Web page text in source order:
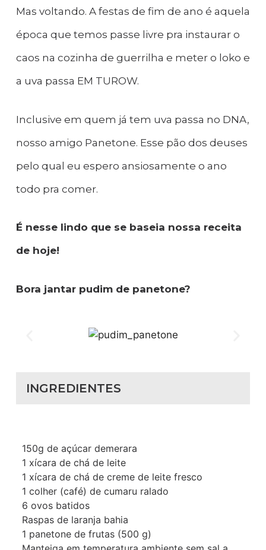
Mas voltando. A festas de fim de ano é aquela
época que temos passe livre pra instaurar o
caos na cozinha de guerrilha e meter o loko e
a uva passa EM TUROW.
Inclusive em quem já tem uva passa no DNA,
nosso amigo Panetone. Esse pão dos deuses
pelo qual eu espero ansiosamente o ano
todo pra comer.
É nesse lindo que se baseia nossa receita
de hoje!
Bora jantar pudim de panetone?
INGREDIENTES
150g de açúcar demerara
1 xícara de chá de leite
1 xícara de chá de creme de leite fresco
1 colher (café) de cumaru ralado
6 ovos batidos
Raspas de laranja bahia
1 panetone de frutas (500 g)